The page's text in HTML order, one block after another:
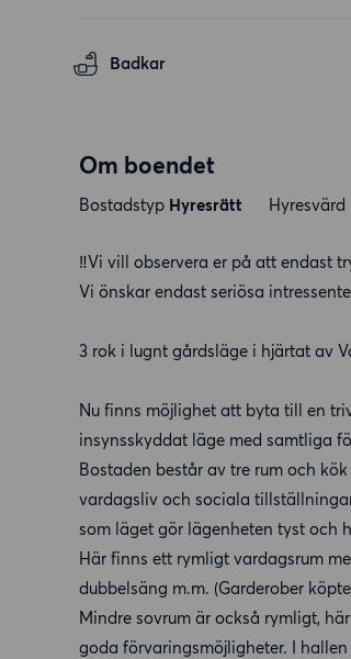
Badkar
Om boendet
Bostadstyp Hyresrätt Hyresvärd
‼️Vi vill observera er på att endast
Vi önskar endast seriösa
3 rok i lugnt gårdsläge i hjärtat av
Nu finns möjlighet att byta till en
insynsskyddat läge med samtliga
Bostaden består av tre rum och
vardagsliv och sociala
som läget gör lägenheten tyst och
Här finns ett rymligt vardagsrum
dubbelsäng m.m. (Garderober
Mindre sovrum är också rymligt,
goda förvaringsmöjligheter. I